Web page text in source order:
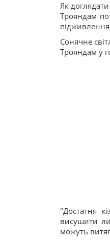
Як
Трояндам
Сонячне
Трояндам у
"Достатня
висушити
можуть